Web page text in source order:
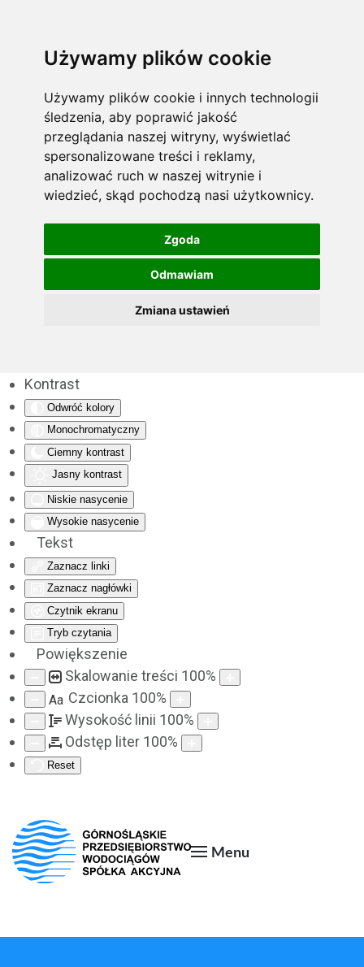
Używamy plików cookie
Używamy plików cookie i innych technologii
śledzenia, aby poprawić jakość
przeglądania naszej witryny, wyświetlać
spersonalizowane treści i reklamy,
analizować ruch w naszej witrynie i
wiedzieć, skąd pochodzą nasi użytkownicy.
Zgoda
Odmawiam
Zmiana ustawień
Kontrast
Odwróć kolory
Monochromatyczny
Ciemny kontrast
Jasny kontrast
Niskie nasycenie
Wysokie nasycenie
Tekst
Zaznacz linki
Zaznacz nagłówki
Czytnik ekranu
Tryb czytania
Powiększenie
Skalowanie treści 100%
Aa Czcionka 100%
Wysokość linii 100%
Odstęp liter 100%
Reset
Menu